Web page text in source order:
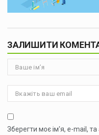
ЗАЛИШИТИ
Зберегти моє ім'я, e-mail,